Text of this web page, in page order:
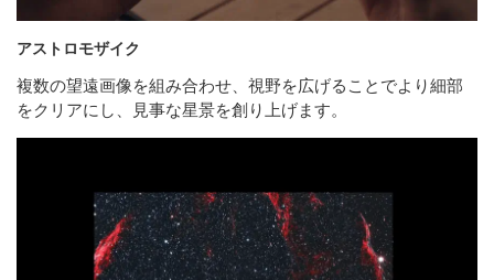
アストロモザイク
複数の望遠画像を組み合わせ、視野を広げることでより細部
をクリアにし、見事な星景を創り上げます。